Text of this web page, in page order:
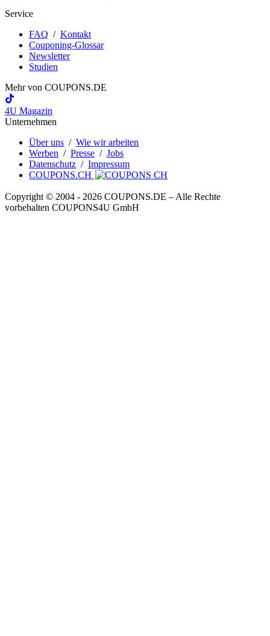
Service
FAQ / Kontakt
Couponing-Glossar
Newsletter
Studien
Mehr von COUPONS.DE
4U Magazin
Unternehmen
Über uns / Wie wir arbeiten
Werben / Presse / Jobs
Datenschutz / Impressum
COUPONS.CH
Copyright © 2004 ‐ 2026 COUPONS.DE – Alle Rechte
vorbehalten COUPONS4U GmbH